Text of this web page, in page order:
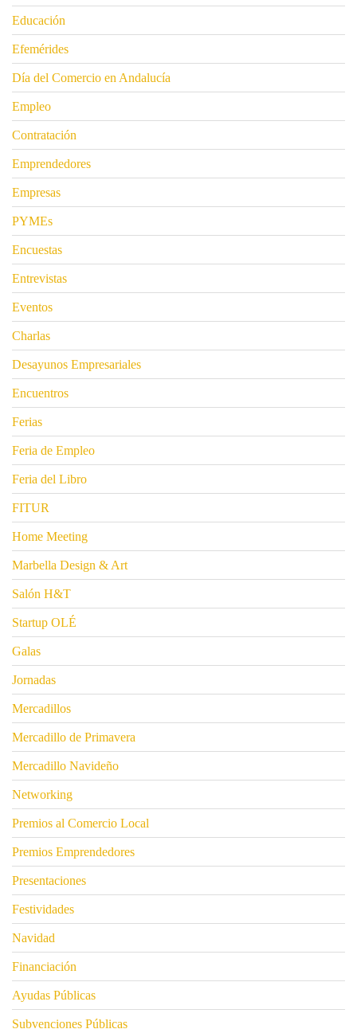
Educación
Efemérides
Día del Comercio en Andalucía
Empleo
Contratación
Emprendedores
Empresas
PYMEs
Encuestas
Entrevistas
Eventos
Charlas
Desayunos Empresariales
Encuentros
Ferias
Feria de Empleo
Feria del Libro
FITUR
Home Meeting
Marbella Design & Art
Salón H&T
Startup OLÉ
Galas
Jornadas
Mercadillos
Mercadillo de Primavera
Mercadillo Navideño
Networking
Premios al Comercio Local
Premios Emprendedores
Presentaciones
Festividades
Navidad
Financiación
Ayudas Públicas
Subvenciones Públicas